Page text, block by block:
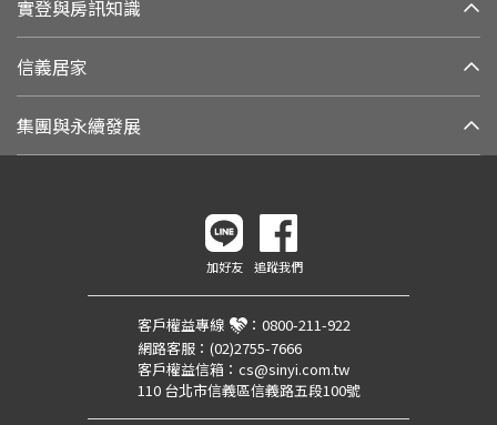
實登與房訊知識
信義居家
集團與永續發展
加好友 追蹤我們
客戶權益專線 ： 0800-211-922
網路客服： (02)2755-7666
客戶權益信箱： cs@sinyi.com.tw
110 台北市信義區信義路五段100號